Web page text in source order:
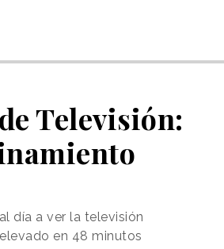
Televisión:
día a ver la televisión
en 48 minutos